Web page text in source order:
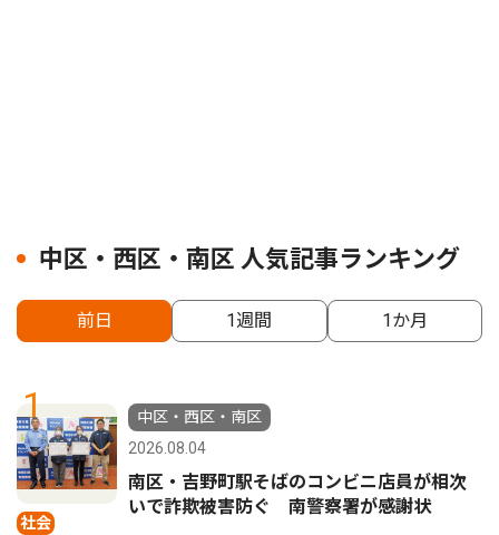
中区・西区・南区 人気記事ランキング
前日 1週間 1か月
1
社会
中区・西区・南区
2026.08.04
南区・吉野町駅そばのコンビニ店員が相次
いで詐欺被害防ぐ 南警察署が感謝状